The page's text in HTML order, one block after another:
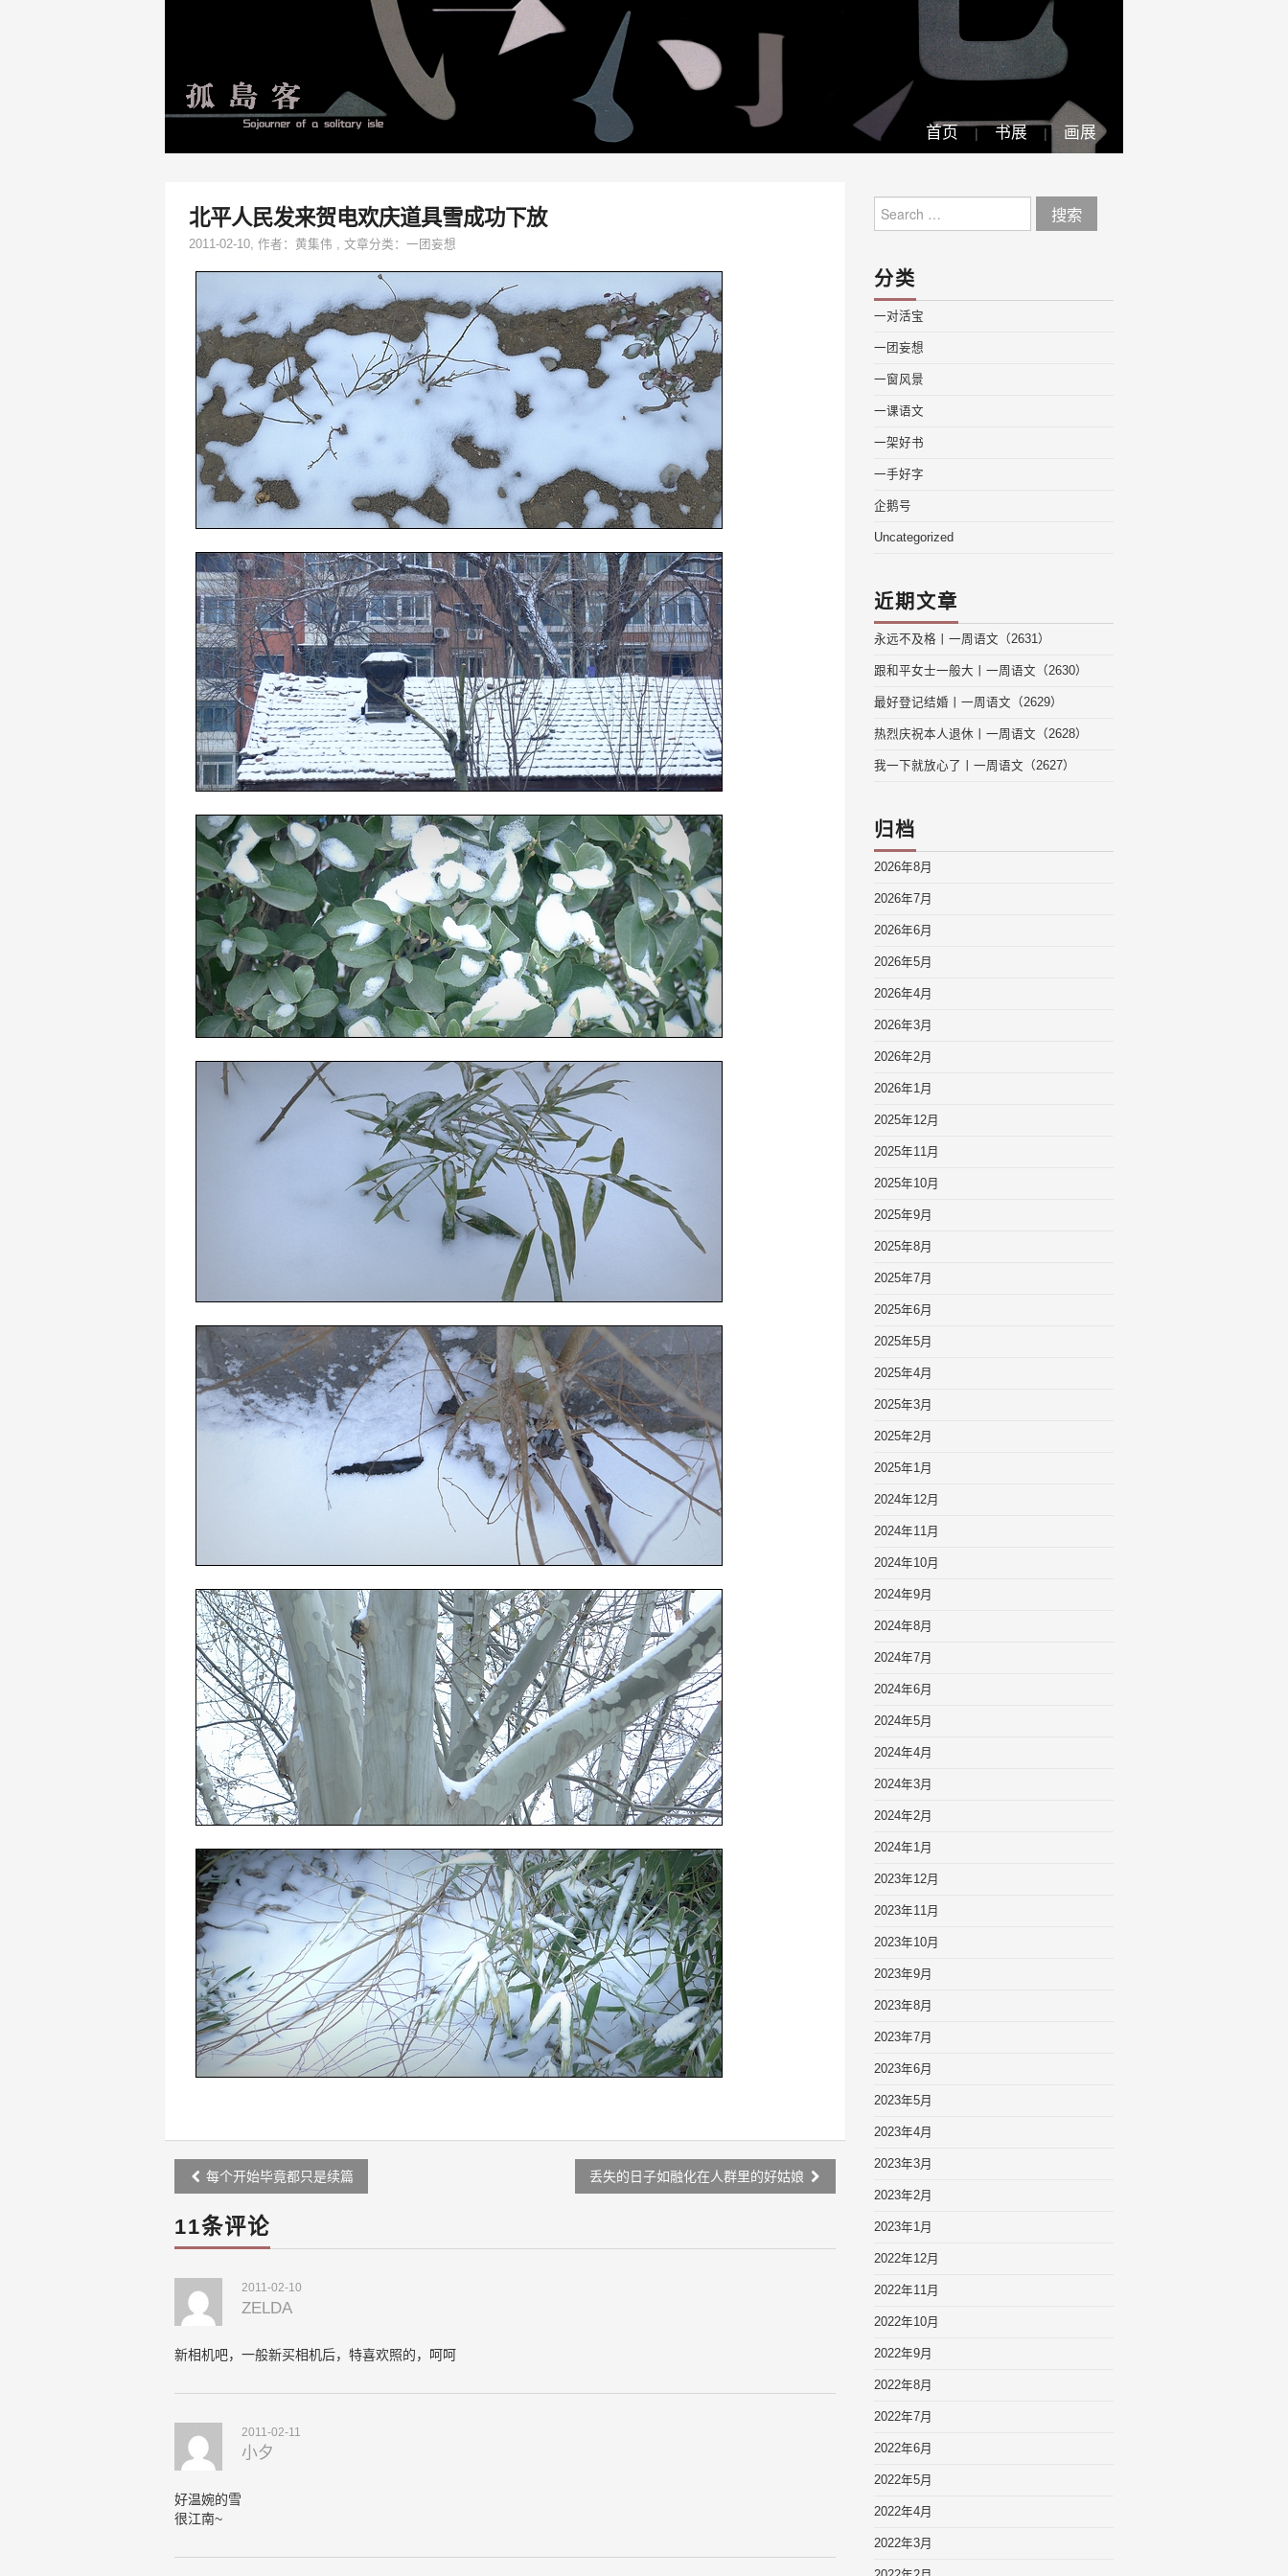
首页 书展 画展
北平人民发来贺电欢庆道具雪成功下放
2011-02-10, 作者： 黄集伟 , 文章分类： 一团妄想
Post
navigation
每个开始毕竟都只是续篇 丢失的日子如融化在人群里的好姑娘
11条评论
2011-02-10
ZELDA
新相机吧，一般新买相机后，特喜欢照的，呵呵
2011-02-11
小夕
好温婉的雪
很江南~
for:
分类
一对活宝
一团妄想
一窗风景
一课语文
一架好书
一手好字
企鹅号
Uncategorized
近期文章
永远不及格丨一周语文（2631）
跟和平女士一般大丨一周语文（2630）
最好登记结婚丨一周语文（2629）
热烈庆祝本人退休丨一周语文（2628）
我一下就放心了丨一周语文（2627）
归档
2026年8月
2026年7月
2026年6月
2026年5月
2026年4月
2026年3月
2026年2月
2026年1月
2025年12月
2025年11月
2025年10月
2025年9月
2025年8月
2025年7月
2025年6月
2025年5月
2025年4月
2025年3月
2025年2月
2025年1月
2024年12月
2024年11月
2024年10月
2024年9月
2024年8月
2024年7月
2024年6月
2024年5月
2024年4月
2024年3月
2024年2月
2024年1月
2023年12月
2023年11月
2023年10月
2023年9月
2023年8月
2023年7月
2023年6月
2023年5月
2023年4月
2023年3月
2023年2月
2023年1月
2022年12月
2022年11月
2022年10月
2022年9月
2022年8月
2022年7月
2022年6月
2022年5月
2022年4月
2022年3月